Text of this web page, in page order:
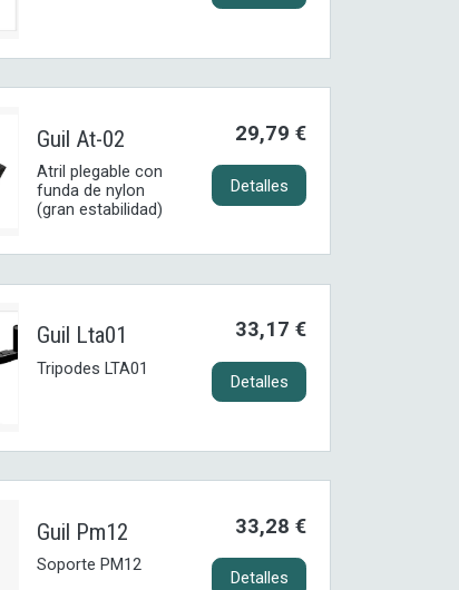
Guil At-02
Atril plegable con
funda de nylon
(gran estabilidad)
29,79 €
Detalles
Guil Lta01
Tripodes LTA01
33,17 €
Detalles
Guil Pm12
Soporte PM12
33,28 €
Detalles